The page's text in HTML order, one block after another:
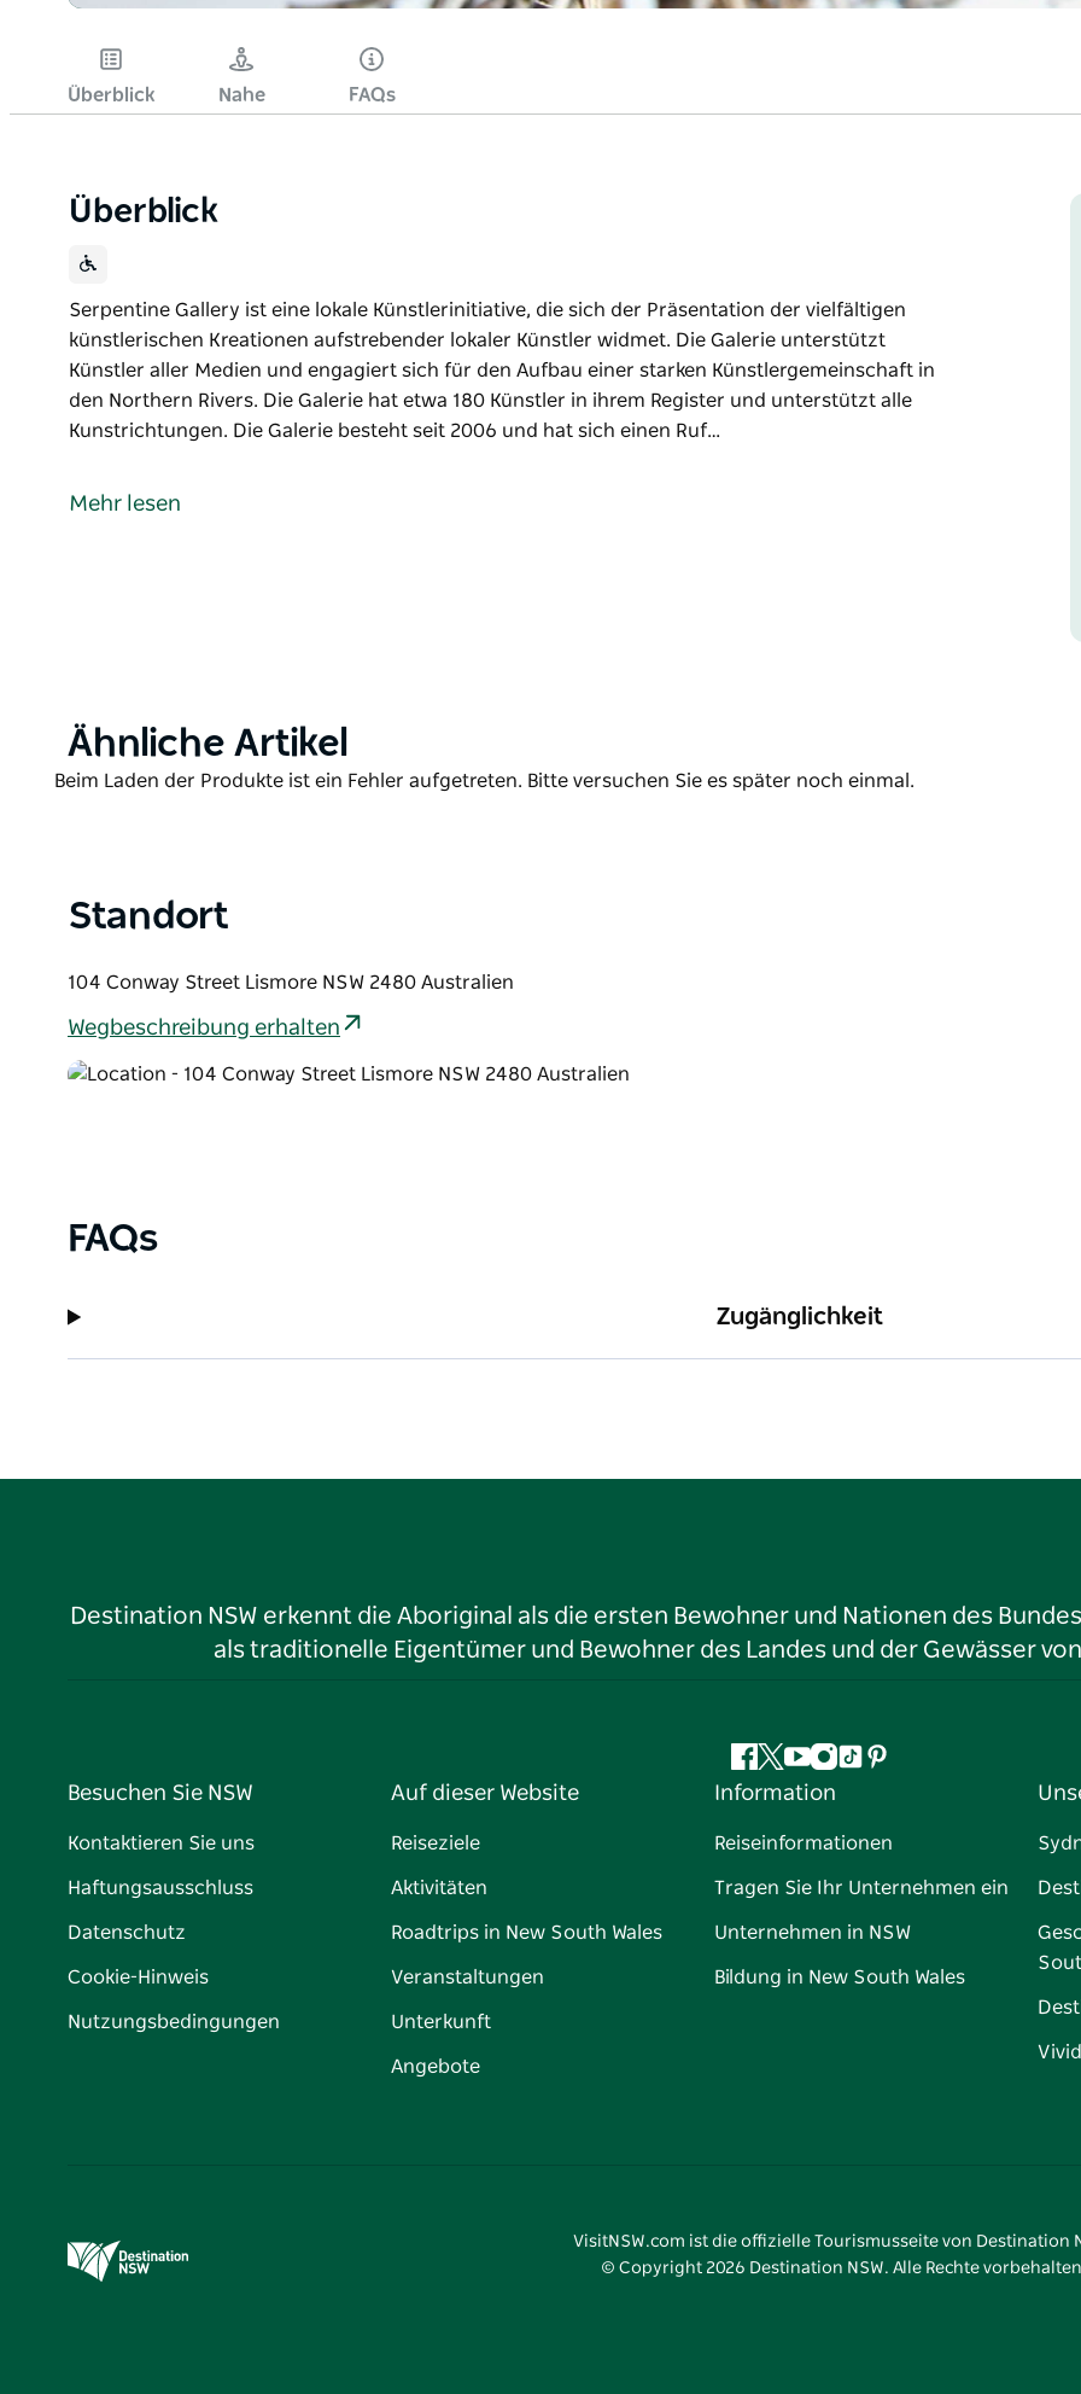
Überblick Nahe FAQs
Überblick
Serpentine Gallery ist eine lokale Künstlerinitiative, die sich der Präsentation der vielfältigen
künstlerischen Kreationen aufstrebender lokaler Künstler widmet. Die Galerie unterstützt
Künstler aller Medien und engagiert sich für den Aufbau einer starken Künstlergemeinschaft in
den Northern Rivers. Die Galerie hat etwa 180 Künstler in ihrem Register und unterstützt alle
Kunstrichtungen. Die Galerie besteht seit 2006 und hat sich einen Ruf…
künstlerischen Kreationen aufstrebender lokaler Künstler widmet. Die Galerie unterstützt
der Website der Galerie.
Mehr lesen
Product
Ähnliche Artikel
Product
Beim Laden der Produkte ist ein Fehler aufgetreten. Bitte versuchen Sie es später noch einmal.
Standort
104 Conway Street Lismore NSW 2480 Australien
Wegbeschreibung erhalten
FAQs
Zugänglichkeit
Destination NSW erkennt die Aboriginal als die ersten Bewohner und Nationen des
als traditionelle Eigentümer und Bewohner des Landes und der Gewässer
Facebook
Twitter
YouTube
Instagram
TikTokPinterest
Besuchen Sie NSW
Kontaktieren Sie uns
Haftungsausschluss
Datenschutz
Cookie-Hinweis
Nutzungsbedingungen
Auf dieser Website
Reiseziele
Aktivitäten
Roadtrips in New South Wales
Veranstaltungen
Unterkunft
Angebote
Information
Reiseinformationen
Tragen Sie Ihr Unternehmen ein
Unternehmen in NSW
Bildung in New South Wales
VisitNSW.com ist die offizielle Tourismusseite von Destination
© Copyright 2026 Destination NSW. Alle Rechte